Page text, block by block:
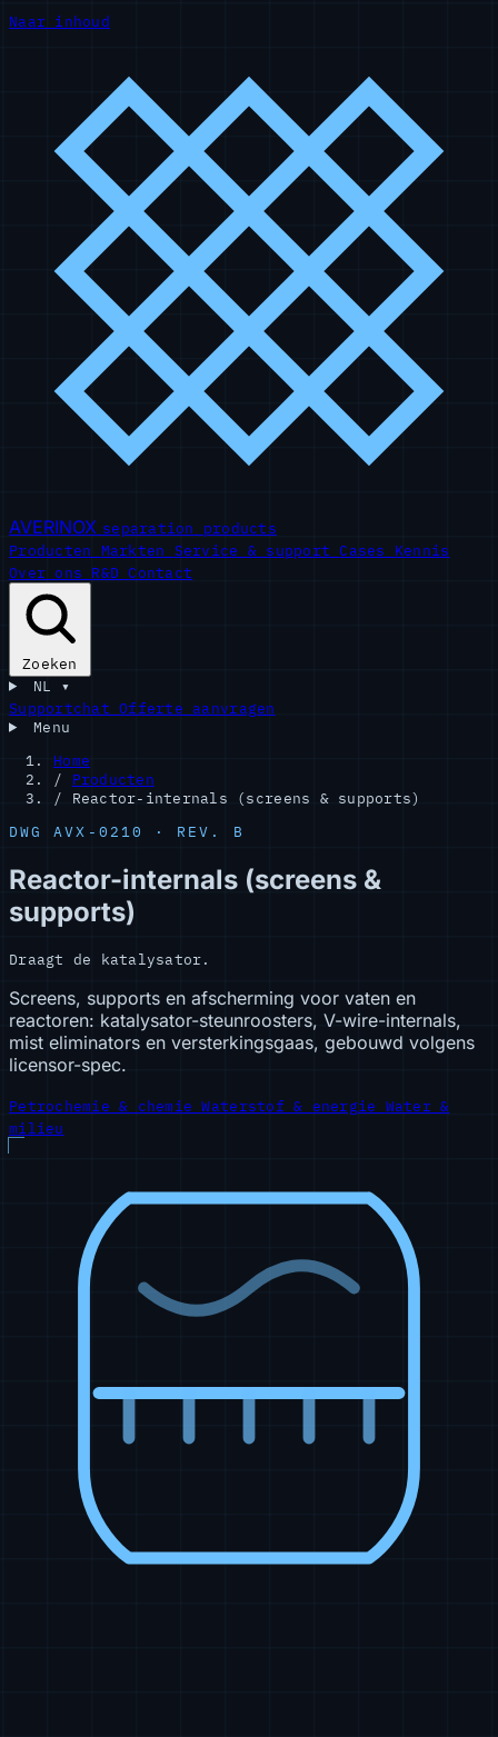
Naar inhoud
AVERINOX separation products
Producten Markten Service & support Cases Kennis
Over ons R&D Contact
Zoeken
NL ▾
SupportchatOfferte aanvragen
Menu
Home
/
Producten
/
Reactor-internals (screens & supports)
DWG AVX-0210 · REV. B
Reactor-internals (screens &
supports)
Draagt de katalysator.
Screens, supports en afscherming voor vaten en
reactoren: katalysator-steunroosters, V-wire-internals,
mist eliminators en versterkingsgaas, gebouwd volgens
licensor-spec.
Petrochemie & chemieWaterstof & energie Water &
milieu